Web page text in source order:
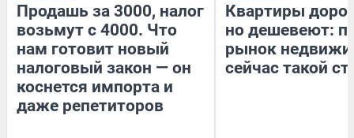
Продашь за 3000, налог
возьмут с 4000. Что
нам готовит новый
налоговый закон — он
коснется импорта и
даже репетиторов
Квартиры
но дешевеют:
рынок
сейчас такой